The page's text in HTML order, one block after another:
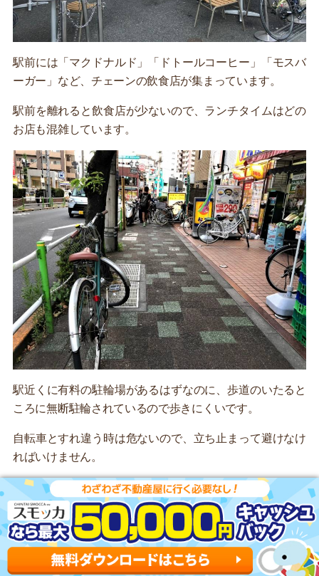
駅前には「マクドナルド」「ドトールコーヒー」「モスバ
ーガー」など、チェーンの飲食店が集まっています。
駅前を離れると飲食店が少ないので、ランチタイムはどの
お店も混雑しています。
駅近くに有料の駐輪場があるはずなのに、歩道のいたると
ころに無断駐輪されているので歩きにくいです。
自転車とすれ違う時は危ないので、立ち止まって避けなけ
ればいけません。